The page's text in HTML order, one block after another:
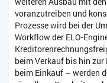
voranzutreiben und
Prozesse wird bei der
Workflow der ELO-
beim Verkauf bis hin
beim Einkauf – werden